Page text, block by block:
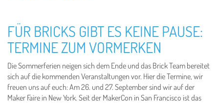
FÜR BRICKS GIBT ES KEINE PAUSE:
TERMINE ZUM VORMERKEN
Die Sommerferien neigen sich dem Ende und das Brick Team bereitet
sich auf die kommenden Veranstaltungen vor. Hier die Termine, wir
freuen uns auf euch: Am 26. und 27. September sind wir auf der
Maker Faire in New York. Seit der MakerCon in San Francisco ist das